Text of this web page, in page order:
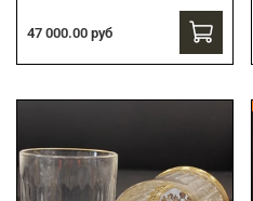
47 000.00 руб